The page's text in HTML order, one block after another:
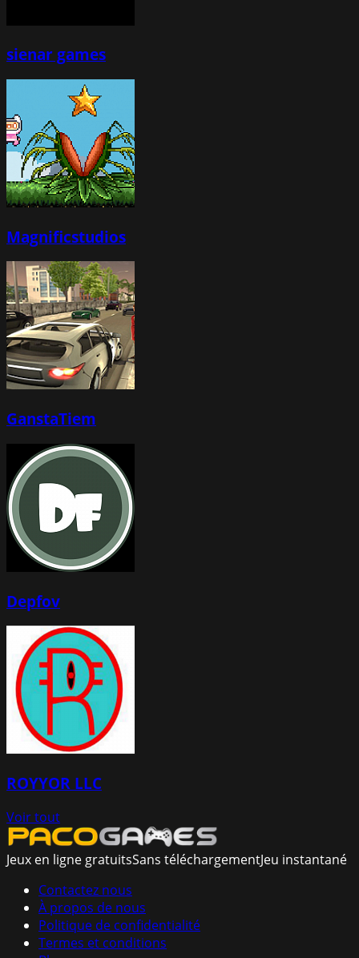
sienar games
Magnificstudios
GanstaTiem
Depfov
ROYYOR LLC
Voir tout
Jeux en ligne gratuitsSans téléchargementJeu instantané
Contactez nous
À propos de nous
Politique de confidentialité
Termes et conditions